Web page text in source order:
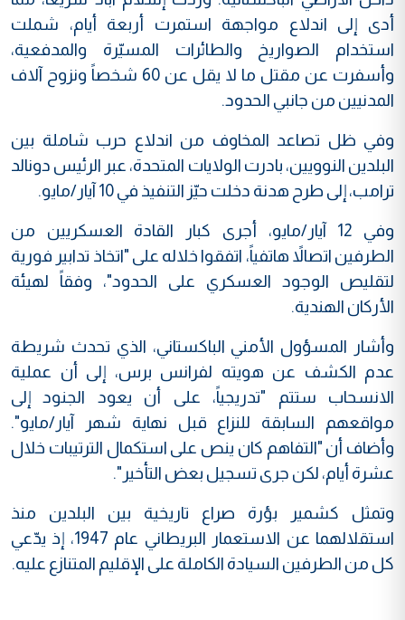
أدى إلى اندلاع مواجهة استمرت أربعة أيام، شملت
استخدام الصواريخ والطائرات المسيّرة والمدفعية،
وأسفرت عن مقتل ما لا يقل عن 60 شخصاً ونزوح آلاف
المدنيين من جانبي الحدود.
وفي ظل تصاعد المخاوف من اندلاع حرب شاملة بين
البلدين النوويين، بادرت الولايات المتحدة، عبر الرئيس دونالد
ترامب، إلى طرح هدنة دخلت حيّز التنفيذ في 10 آيار/مايو.
وفي 12 آيار/مايو، أجرى كبار القادة العسكريين من
الطرفين اتصالاً هاتفياً، اتفقوا خلاله على "اتخاذ تدابير فورية
لتقليص الوجود العسكري على الحدود"، وفقاً لهيئة
الأركان الهندية.
وأشار المسؤول الأمني الباكستاني، الذي تحدث شريطة
عدم الكشف عن هويته لفرانس برس، إلى أن عملية
الانسحاب ستتم "تدريجياً، على أن يعود الجنود إلى
مواقعهم السابقة للنزاع قبل نهاية شهر آيار/مايو".
وأضاف أن "التفاهم كان ينص على استكمال الترتيبات خلال
عشرة أيام، لكن جرى تسجيل بعض التأخير".
وتمثل كشمير بؤرة صراع تاريخية بين البلدين منذ
استقلالهما عن الاستعمار البريطاني عام 1947، إذ يدّعي
كل من الطرفين السيادة الكاملة على الإقليم المتنازع عليه.